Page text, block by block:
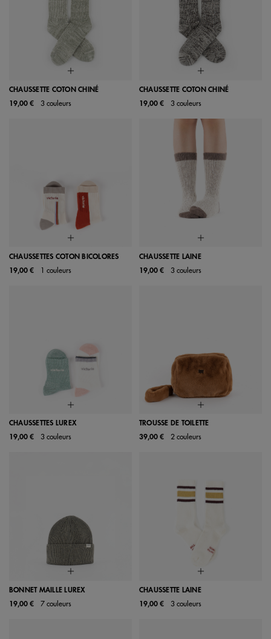
CHAUSSETTE COTON CHINÉ
19,00 €
3 couleurs
CHAUSSETTE COTON CHINÉ
19,00 €
3 couleurs
CHAUSSETTES COTON BICOLORES
19,00 €
1 couleurs
CHAUSSETTE LAINE
19,00 €
3 couleurs
CHAUSSETTES LUREX
19,00 €
3 couleurs
TROUSSE DE TOILETTE
39,00 €
2 couleurs
BONNET MAILLE LUREX
19,00 €
7 couleurs
CHAUSSETTE LAINE
19,00 €
3 couleurs